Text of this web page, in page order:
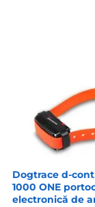
Dogtrace d-
1000 ONE
electronică de